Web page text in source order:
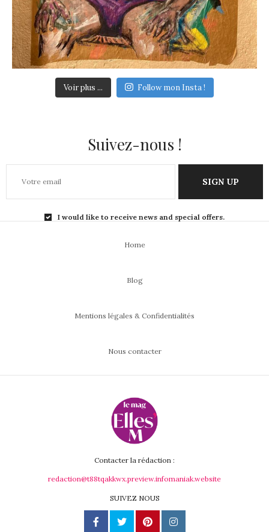
Voir plus ... Follow mon Insta !
Suivez-nous !
SIGN UP
I would like to receive news and special offers.
Home
Blog
Mentions légales & Confidentialités
Nous contacter
Contacter la rédaction :
redaction@t88tqakkwx.preview.infomaniak.website
SUIVEZ NOUS